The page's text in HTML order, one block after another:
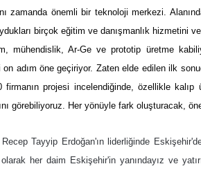
zamanda önemli bir teknoloji merkezi.
birçok eğitim ve danışmanlık hizmetini
mühendislik, Ar-Ge ve prototip üretme
adım öne geçiriyor. Zaten elde edilen ilk
projesi incelendiğinde, özellikle kalıp
görebiliyoruz. Her yönüyle fark oluşturacak,
Tayyip Erdoğan'ın liderliğinde
her daim Eskişehir'in yanındayız ve